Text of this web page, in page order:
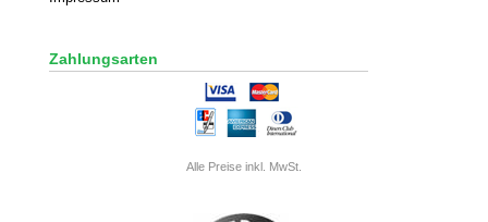
Zahlungsarten
Alle Preise inkl. MwSt.